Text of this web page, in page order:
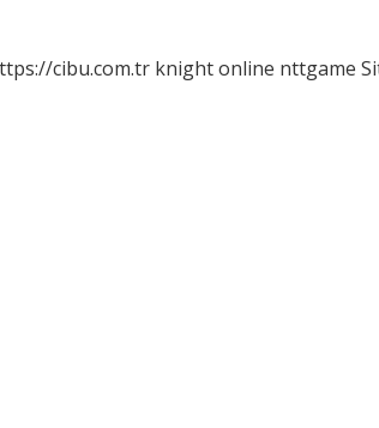
cibu.com.tr knight online nttgame